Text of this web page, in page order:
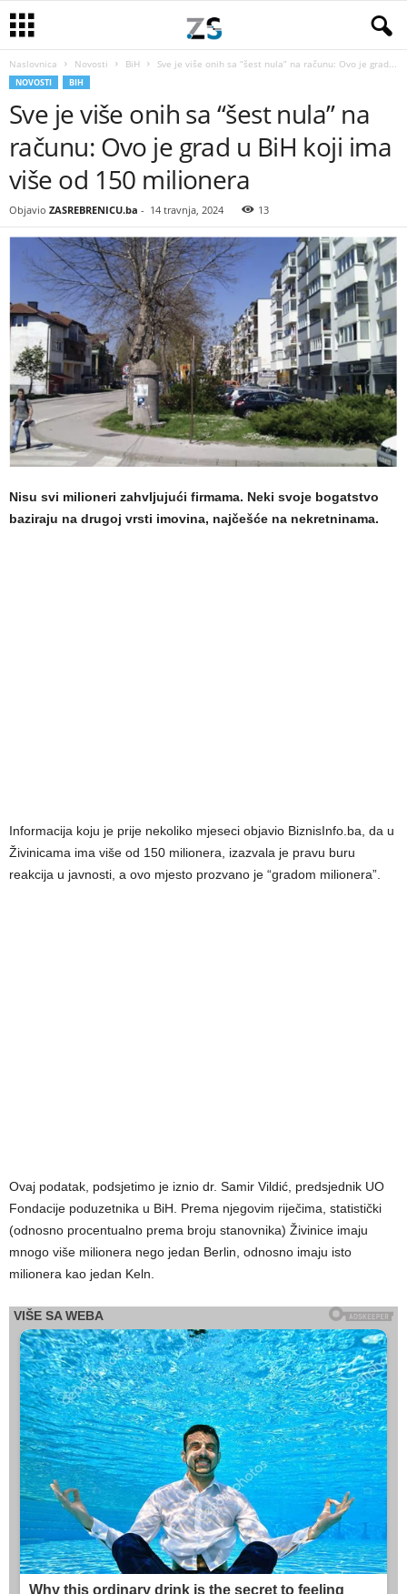
Naslovnica Novosti BiH Sve je više onih sa “šest nula” na računu: Ovo je grad...
NOVOSTI BIH
Sve je više onih sa “šest nula” na
računu: Ovo je grad u BiH koji ima
više od 150 milionera
Objavio ZASREBRENICU.ba - 14 travnja, 2024 13
Nisu svi milioneri zahvljujući firmama. Neki svoje bogatstvo
baziraju na drugoj vrsti imovina, najčešće na nekretninama.
Informacija koju je prije nekoliko mjeseci objavio BiznisInfo.ba, da u
Živinicama ima više od 150 milionera, izazvala je pravu buru
reakcija u javnosti, a ovo mjesto prozvano je “gradom milionera”.
Ovaj podatak, podsjetimo je iznio dr. Samir Vildić, predsjednik UO
Fondacije poduzetnika u BiH. Prema njegovim riječima, statistički
(odnosno procentualno prema broju stanovnika) Živinice imaju
mnogo više milionera nego jedan Berlin, odnosno imaju isto
milionera kao jedan Keln.